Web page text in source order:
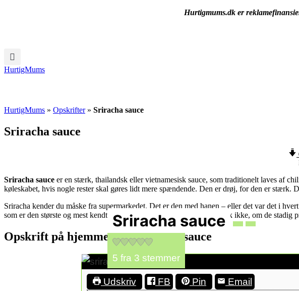
Hurtigmums.dk er
HurtigMums
HurtigMums » Opskrifter» Sriracha sauce
Sriracha sauce
Sriracha sauce er en stærk, thailandsk eller vietnamesisk sauce, som traditionelt laves af
køleskabet, hvis nogle rester skal gøres lidt mere spændende. Den er drøj, for den er
Sriracha kender du måske fra supermarkedet. Det er den med hanen – eller det var det i
som er den største og mest kendte producent af Sriracha. Jeg ved faktisk ikke, om de
Opskrift på hjemmelavet sriracha sauce
Sriracha sauce
5 fra 3 stemmer
Udskriv FB Pin
Email